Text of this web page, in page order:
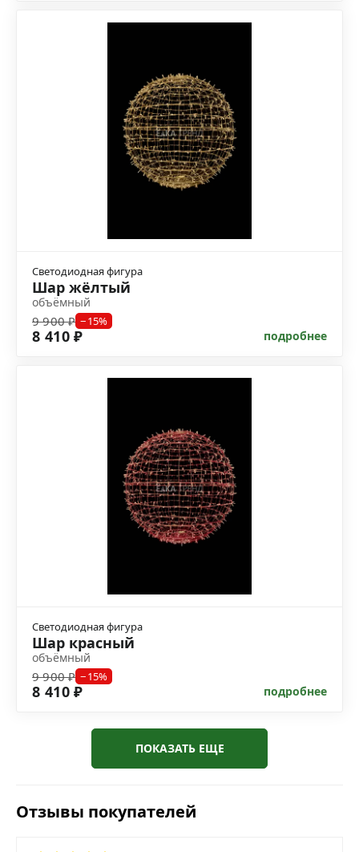
Светодиодная фигура
Шар жёлтый
объёмный
9 900 ₽ −15%
8 410 ₽ подробнее
Светодиодная фигура
Шар красный
объёмный
9 900 ₽ −15%
8 410 ₽ подробнее
ПОКАЗАТЬ ЕЩЕ
Отзывы покупателей